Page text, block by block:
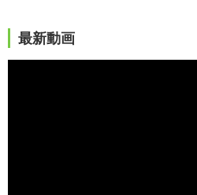
最新動画